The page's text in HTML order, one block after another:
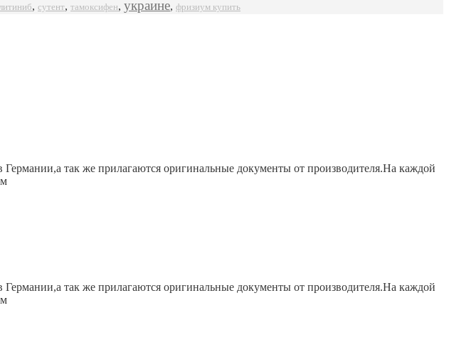
, сутент, тамоксифен, украине, фризиум купить
так же прилагаются оригинальные документы от производителя.На каждой
так же прилагаются оригинальные документы от производителя.На каждой